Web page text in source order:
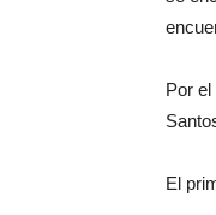
Por
El